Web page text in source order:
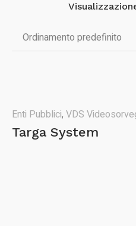
Enti Pubblici,VDS
Targa System